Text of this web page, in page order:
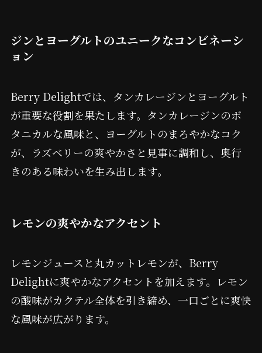
ジンとヨーグルトのユニークなコンビネーシ
ョン
Berry Delightでは、タンカレージンとヨーグルト
が重要な役割を果たします。タンカレージンのボ
タニカルな風味と、ヨーグルトのまろやかなコク
が、ラズベリーの爽やかさと見事に調和し、奥行
きのある味わいを生み出します。
レモンの爽やかなアクセント
レモンジュースと丸カットレモンが、Berry
Delightに爽やかなアクセントを加えます。レモン
の酸味がカクテル全体を引き締め、一口ごとに爽快
な風味が広がります。